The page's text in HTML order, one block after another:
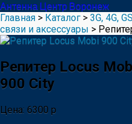
Антенна Центр Воронеж
Главная > Каталог > 3G, 4G,
связи и аксессуары >
Репитер Locus
900 City
Цена: 6300 р